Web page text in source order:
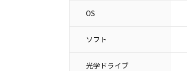
OS
ソフト
光学ドライブ